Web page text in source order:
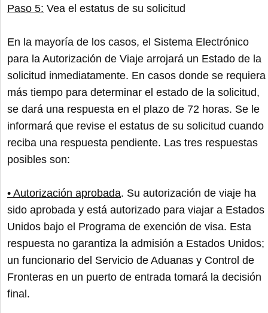
Paso 5: Vea el estatus de su solicitud
En la mayoría de los casos, el Sistema Electrónico
para la Autorización de Viaje arrojará un Estado de la
solicitud inmediatamente. En casos donde se requiera
más tiempo para determinar el estado de la solicitud,
se dará una respuesta en el plazo de 72 horas. Se le
informará que revise el estatus de su solicitud cuando
reciba una respuesta pendiente. Las tres respuestas
posibles son:
• Autorización aprobada. Su autorización de viaje ha
sido aprobada y está autorizado para viajar a Estados
Unidos bajo el Programa de exención de visa. Esta
respuesta no garantiza la admisión a Estados Unidos;
un funcionario del Servicio de Aduanas y Control de
Fronteras en un puerto de entrada tomará la decisión
final.